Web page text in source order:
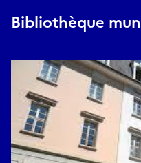
Bibliothèque